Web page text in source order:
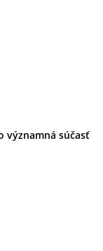
významná súčasť